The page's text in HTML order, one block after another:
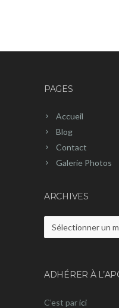
PAGES
Accueil
Blog
Contact
Galerie Photos
ARCHIVES
Archives
ADHÉRER À
C’est parici